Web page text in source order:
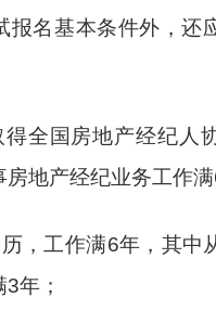
报名基本条件外，还
全国房地产经纪人
地产经纪业务工作满
，工作满6年，其中
年；